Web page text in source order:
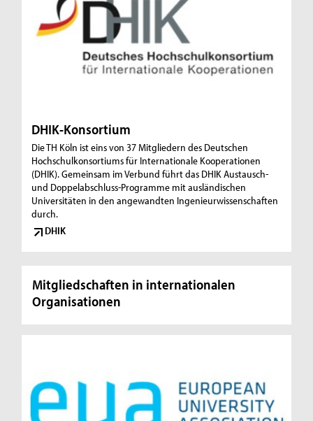
DHIK-Konsortium
Die TH Köln ist eins von 37 Mitgliedern des Deutschen
Hochschulkonsortiums für Internationale Kooperationen
(DHIK). Gemeinsam im Verbund führt das DHIK Austausch-
und Doppelabschluss-Programme mit ausländischen
Universitäten in den angewandten Ingenieurwissenschaften
durch.
DHIK
Mitgliedschaften in internationalen
Organisationen